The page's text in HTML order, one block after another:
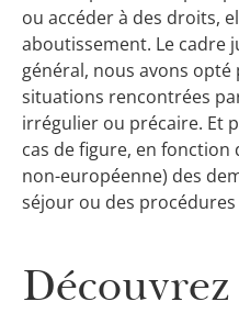
ou accéder à des droits,
aboutissement. Le cadre
général, nous avons
situations rencontrées
irrégulier ou précaire. Et
cas de figure, en fonction
non-européenne) des
séjour ou des